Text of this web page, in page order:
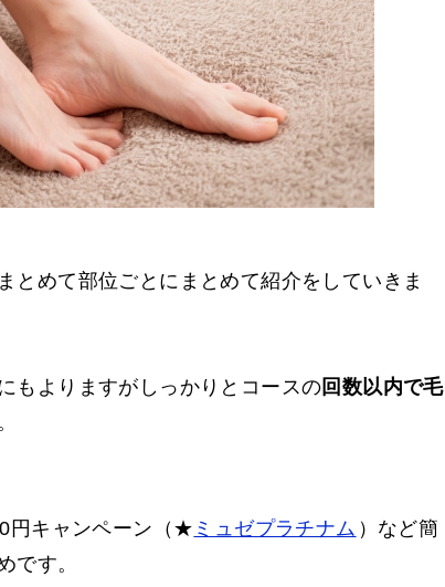
とめて部位ごとにまとめて紹介をしていきま
もよりますがしっかりとコースの回数以内で毛
円キャンペーン（★ ミュゼプラチナム ）など簡
です。